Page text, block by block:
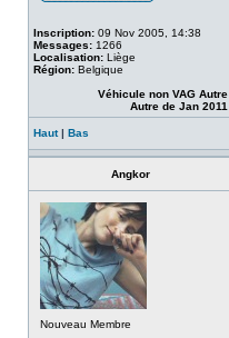
Inscription: 09 Nov 2005, 14:38
Messages: 1266
Localisation: Liège
Région: Belgique
Véhicule non VAG Autre
Autre de Jan 2011
Haut| Bas
Angkor
Nouveau Membre